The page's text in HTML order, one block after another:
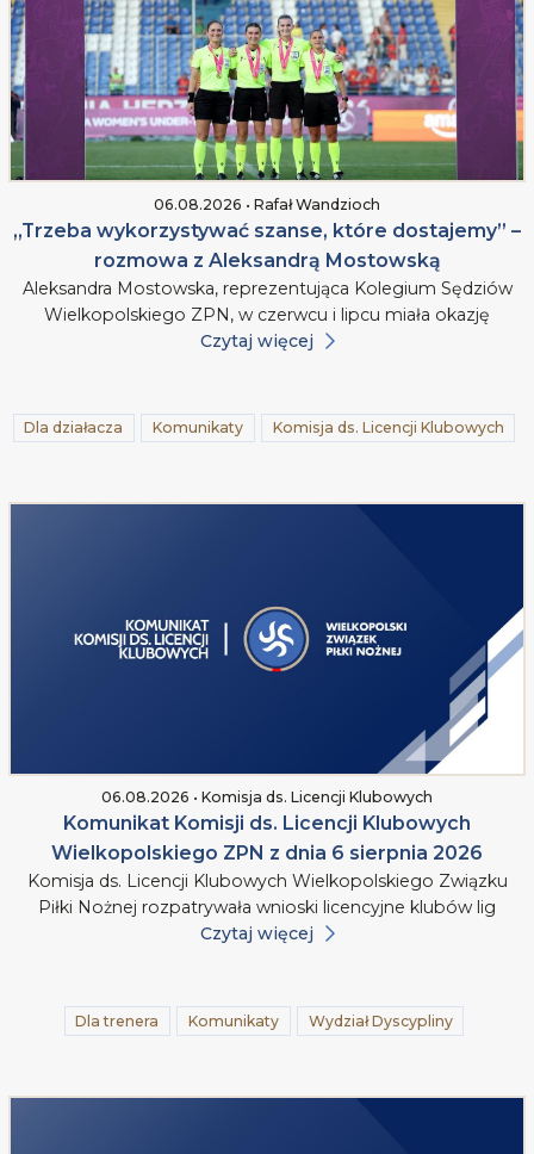
06.08.2026 • Rafał Wandzioch
„Trzeba wykorzystywać szanse, które dostajemy” –
rozmowa z Aleksandrą Mostowską
Aleksandra Mostowska, reprezentująca Kolegium Sędziów
Wielkopolskiego ZPN, w czerwcu i lipcu miała okazję
Czytaj więcej
Dla działacza Komunikaty Komisja ds. Licencji Klubowych
06.08.2026 • Komisja ds. Licencji Klubowych
Komunikat Komisji ds. Licencji Klubowych
Wielkopolskiego ZPN z dnia 6 sierpnia 2026
Komisja ds. Licencji Klubowych Wielkopolskiego Związku
Piłki Nożnej rozpatrywała wnioski licencyjne klubów lig
Czytaj więcej
Dla trenera Komunikaty Wydział Dyscypliny